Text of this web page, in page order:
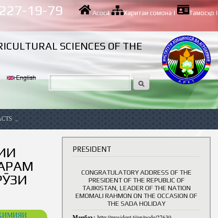
19-79 Асосӣ| Харитаи сомона | Тамосҳо |
SCIENCES OF THE
English
PRESIDENT
CONGRATULATORY ADDRESS OF THE
PRESIDENT OF THE REPUBLIC OF
TAJIKISTAN, LEADER OF THE NATION
EMOMALI RAHMON ON THE OCCASION OF
THE SADA HOLIDAY